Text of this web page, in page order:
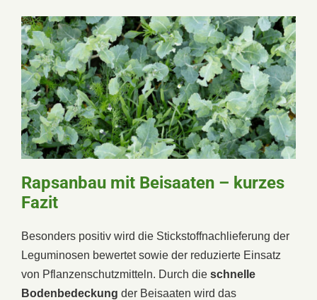
Rapsanbau mit Beisaaten – kurzes
Fazit
Besonders positiv wird die Stickstoffnachlieferung der
Leguminosen bewertet sowie der reduzierte Einsatz
von Pflanzenschutzmitteln. Durch die schnelle
Bodenbedeckung der Beisaaten wird das